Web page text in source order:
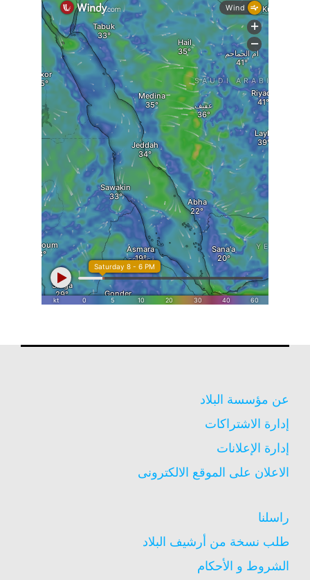
عن مؤسسة البلاد
إدارة الاشتراكات
إدارة الإعلانات
الاعلان على الموقع الالكترونى
راسلنا
طلب نسخة من أرشيف البلاد
الشروط و الأحكام